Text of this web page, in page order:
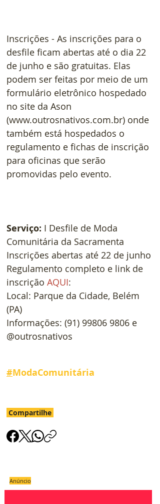
Inscrições - As inscrições para o
desfile ficam abertas até o dia 22
de junho e são gratuitas. Elas
podem ser feitas por meio de um
formulário eletrônico hospedado
no site da Ason
(www.outrosnativos.com.br) onde
também está hospedados o
regulamento e fichas de inscrição
para oficinas que serão
promovidas pelo evento.
Serviço: I Desfile de Moda
Comunitária da Sacramenta
Inscrições abertas até 22 de junho
Regulamento completo e link de
inscrição AQUI:
Local: Parque da Cidade, Belém
(PA)
Informações: (91) 99806 9806 e
@outrosnativos
#ModaComunitária
Compartilhe
Anúncio